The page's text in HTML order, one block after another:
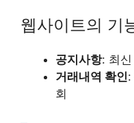
웹사이트의 기
공지사항: 최
거래내역 확인:
회